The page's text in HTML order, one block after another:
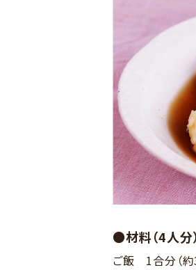
●材料（4人分）
ご飯 1合分（約